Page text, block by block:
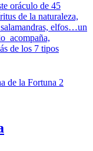
oráculo de 45
de la naturaleza,
salamandras, elfos…un
acompaña,
de los 7 tipos